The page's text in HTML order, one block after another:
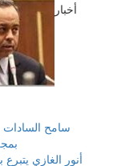
أخبار
سامح السادات